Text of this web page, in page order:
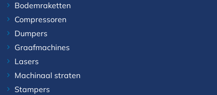
Bodemraketten
Compressoren
Dumpers
Graafmachines
Lasers
Machinaal straten
Stampers